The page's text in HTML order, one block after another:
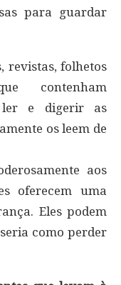
para guardar
revistas, folhetos
contenham
ler e digerir as
os leem de
aos
oferecem uma
Eles podem
como perder